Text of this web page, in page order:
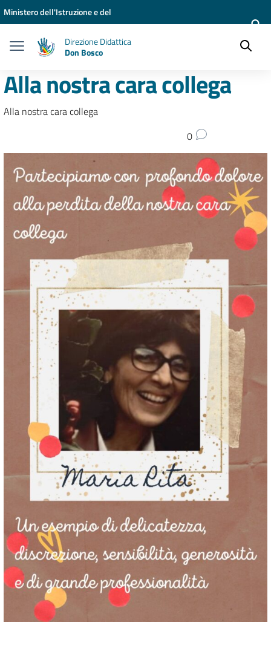
Vai ai contenuti
Vai al menu di navigazione
Vai al footer
Ministero dell'Istruzione e del
Direzione Didattica
Don Bosco
Alla nostra cara collega
Alla nostra cara collega
0